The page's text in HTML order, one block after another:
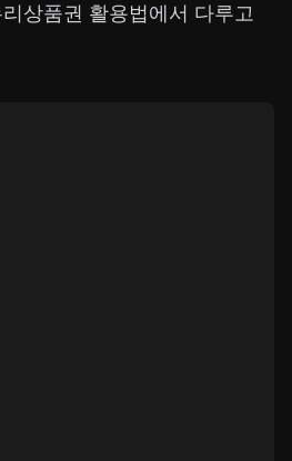
상품권 활용법에서 다루고